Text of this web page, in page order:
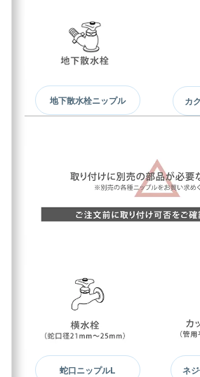
地下散水栓ニップル カ
蛇口ニップルL ネ